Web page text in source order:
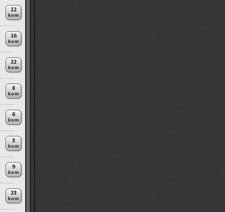
12
kom
16
kom
22
kom
8
kom
6
kom
3
kom
9
kom
23
kom